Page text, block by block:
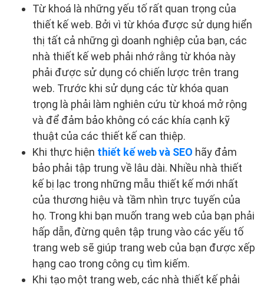
Từ khoá là những yếu tố rất quan trọng của
thiết kế web. Bởi vì từ khóa được sử dụng hiển
thị tất cả những gì doanh nghiệp của bạn, các
nhà thiết kế web phải nhớ rằng từ khóa này
phải được sử dụng có chiến lược trên trang
web. Trước khi sử dụng các từ khóa quan
trọng là phải làm nghiên cứu từ khoá mở rộng
và để đảm bảo không có các khía cạnh kỹ
thuật của các thiết kế can thiệp.
Khi thực hiện thiết kế web và SEO hãy đảm
bảo phải tập trung về lâu dài. Nhiều nhà thiết
kế bị lạc trong những mẫu thiết kế mới nhất
của thương hiệu và tầm nhìn trực tuyến của
họ. Trong khi bạn muốn trang web của bạn phải
hấp dẫn, đừng quên tập trung vào các yếu tố
trang web sẽ giúp trang web của bạn được xếp
hạng cao trong công cụ tìm kiếm.
Khi tạo một trang web, các nhà thiết kế phải